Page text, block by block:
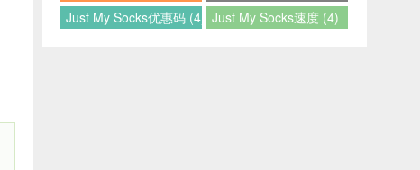
Just My Socks优惠码 (4) Just My Socks速度 (4)